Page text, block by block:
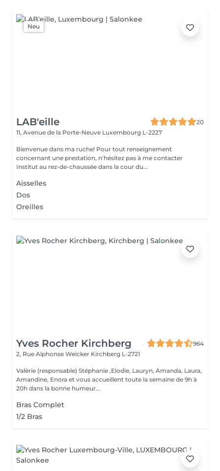
Neu
LAB'eille
20
11, Avenue de la Porte-Neuve Luxembourg L-2227
Bienvenue dans ma ruche! Pour tout renseignement
concernant une prestation, n'hésitez pas à me contacter
Institut au rez-de-chaussée dans la cour du...
Aisselles
Dos
Oreilles
Yves Rocher Kirchberg
964
2, Rue Alphonse Weicker Kirchberg L-2721
Valérie (responsable) Stéphanie ,Elodie, Lauryn, Amanda, Laura,
Amandine, Enora et vous accueillent toute la semaine de 9h à
20h dans la bonne humeur...
Bras Complet
1/2 Bras